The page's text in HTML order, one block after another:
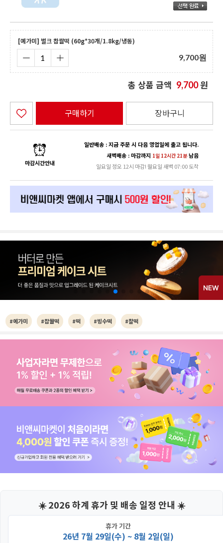
[예가미] 벌크 찹쌀떡 (60g*30개/1.8kg/냉동)
9,700원
총 상품 금액 9,700원
구매하기 장바구니
마감시간안내
일반배송 : 지금 주문 시 다음 영업일에 출고 됩니다.
새벽배송 : 마감까지 1일 12시간 20분남음
일요일 정오 12시 마감! 월요일 새벽 07:00 도착
#예가미 #찹쌀떡 #떡 #빙수떡 #찰떡
☀️ 2026 하계 휴가 및 배송 일정 안내 ☀️
휴가 기간
26년 7월 29일(수) ~ 8월 2일(일)